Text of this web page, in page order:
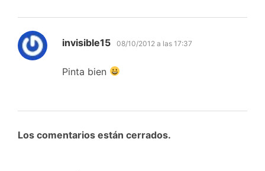
invisible15 dice:
08/10/2012 a las 17:37
Pinta bien
Los comentarios están cerrados.